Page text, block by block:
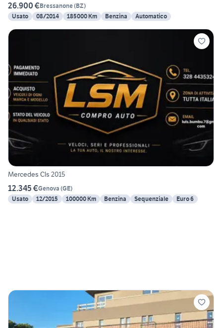
26.900 €Bressanone(BZ)
Usato
08/2014 185000 Km Benzina Automatico
Mercedes Cls 2015
12.345 €Genova (GE)
Usato
12/2015 100000 Km Benzina Sequenziale Euro 6